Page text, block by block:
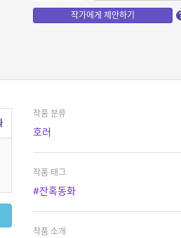
작가에게 제안하기
작품 분류
호러
작품 태그
#잔혹동화
작품 소개